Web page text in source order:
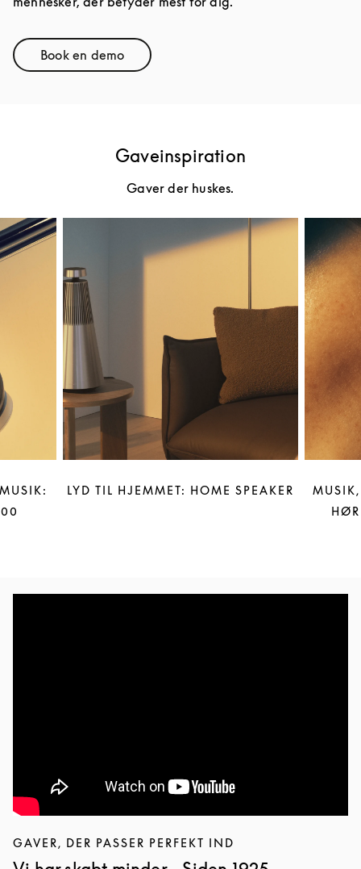
Book en demoLink Opens in New Tab
Gaveinspiration
Gaver der huskes.
LYD TIL HJEMMET: HOME SPEAKER
GAVER, DER PASSER PERFEKT IND